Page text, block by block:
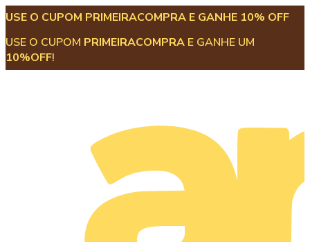
USE O CUPOM PRIMEIRACOMPRA E GANHE 10% OFF
USE O CUPOM PRIMEIRACOMPRA E GANHE UM
10%OFF!